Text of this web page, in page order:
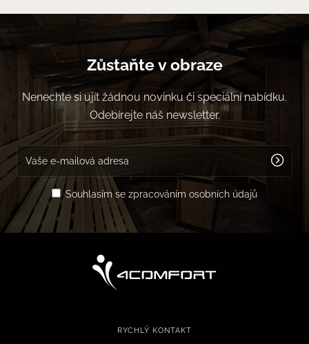
Zůstaňte v obraze
Nenechte si ujít žádnou novinku či speciální nabídku.
Odebírejte náš newsletter.
Souhlasím se zpracováním osobních údajů
RYCHLÝ KONTAKT